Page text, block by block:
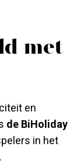
met
en
de BiHoliday
in het